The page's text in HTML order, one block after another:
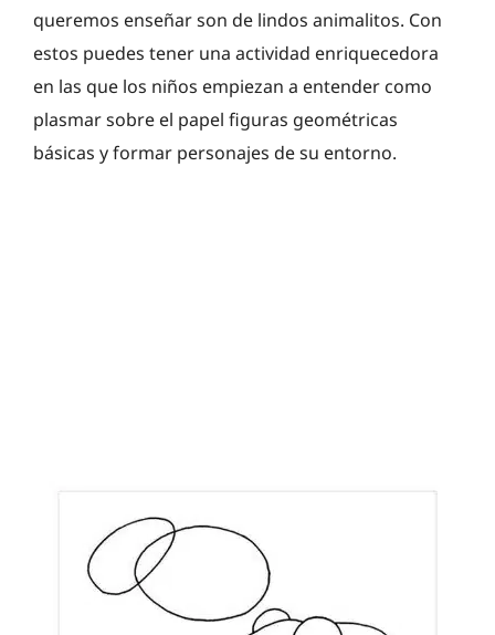
queremos enseñar son de lindos animalitos. Con
estos puedes tener una actividad enriquecedora
en las que los niños empiezan a entender como
plasmar sobre el papel figuras geométricas
básicas y formar personajes de su entorno.